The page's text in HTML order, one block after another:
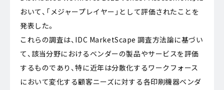
おいて、「メジャープレイヤー」として評価されたことを
発表した。
これらの調査は、IDC MarketScape 調査方法論に基づい
て、該当分野におけるベンダーの製品やサービスを評価
するものであり、特に近年は分散化するワークフォース
において変化する顧客ニーズに対する各印刷機器ベンダ